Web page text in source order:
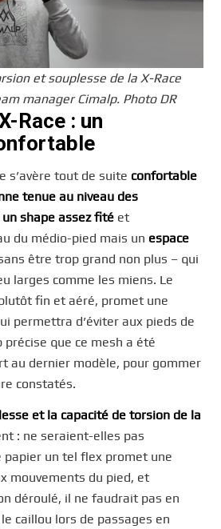
et souplesse de la X-Race
manager Cimalp. Photo DR
Race : un
s’avère tout de suite confortable
tenue au niveau des
un shape assez fité et
du médio-pied mais un espace
être trop grand non plus – qui
larges comme les miens. Le
fin et aéré, promet une
permettra d’éviter aux pieds de
que ce mesh a été
au dernier modèle, pour gommer
constatés.
et la capacité de torsion de la
: ne seraient-elles pas
papier un tel flex promet une
mouvements du pied, et
déroulé, il ne faudrait pas en
caillou lors de passages en